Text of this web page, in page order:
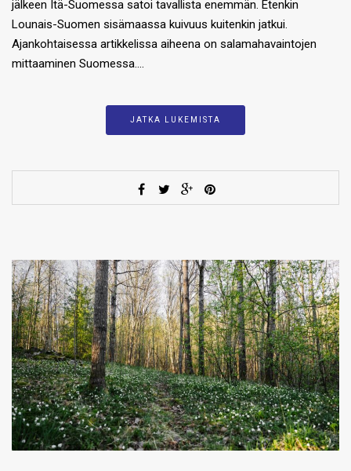
jälkeen Itä-Suomessa satoi tavallista enemmän. Etenkin
Lounais-Suomen sisämaassa kuivuus kuitenkin jatkui.
Ajankohtaisessa artikkelissa aiheena on salamahavaintojen
mittaaminen Suomessa….
JATKA LUKEMISTA